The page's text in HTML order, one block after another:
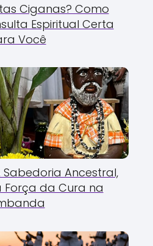
Ciganas? Como
Espiritual Certa
Você
Sabedoria Ancestral,
Força da Cura na